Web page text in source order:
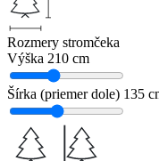
Rozmery stromčeka
Výška 210 cm
Šírka (priemer dole) 135